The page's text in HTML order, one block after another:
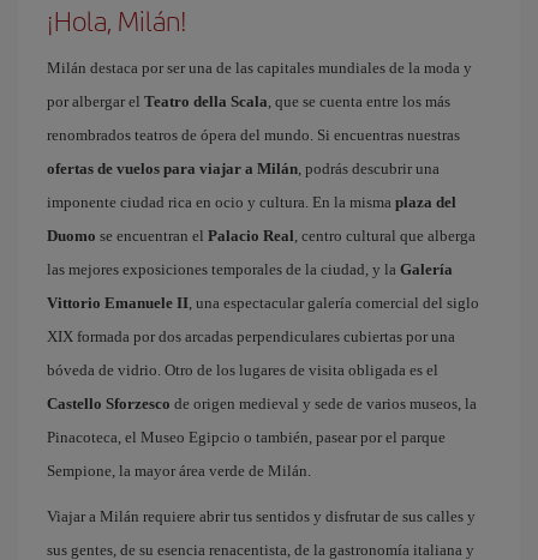
¡Hola, Milán!
Milán destaca por ser una de las capitales mundiales de la moda y
por albergar el Teatro della Scala, que se cuenta entre los más
renombrados teatros de ópera del mundo. Si encuentras nuestras
ofertas de vuelos para viajar a Milán, podrás descubrir una
imponente ciudad rica en ocio y cultura. En la misma plaza del
Duomo se encuentran el Palacio Real, centro cultural que alberga
las mejores exposiciones temporales de la ciudad, y la Galería
Vittorio Emanuele II, una espectacular galería comercial del siglo
XIX formada por dos arcadas perpendiculares cubiertas por una
bóveda de vidrio. Otro de los lugares de visita obligada es el
Castello Sforzesco de origen medieval y sede de varios museos, la
Pinacoteca, el Museo Egipcio o también, pasear por el parque
Sempione, la mayor área verde de Milán.
Viajar a Milán requiere abrir tus sentidos y disfrutar de sus calles y
sus gentes, de su esencia renacentista, de la gastronomía italiana y